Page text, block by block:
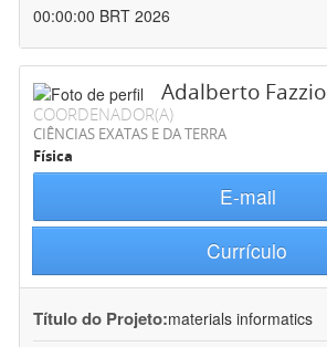
00:00:00 BRT 2026
Adalberto Fazzio
COORDENADOR(A)
CIÊNCIAS EXATAS E DA TERRA
Física
E-mail
Currículo
Título do Projeto:materials informatics